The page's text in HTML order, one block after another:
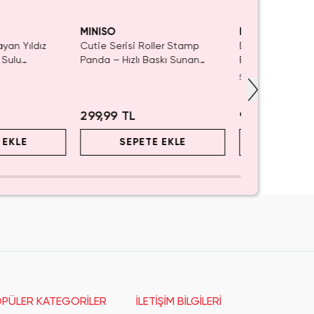
Yıldız
EKLE
MINISO
Cutie Serisi Roller Stamp
Panda – Hızlı Baskı Sunan
299,99 TL
SEPETE EKLE
Disney Lisanslı
Blind Box –
Eğlenceli
5.0
999,99 TL
KATEGORİLER İLETİŞİM BİLGİLERİ